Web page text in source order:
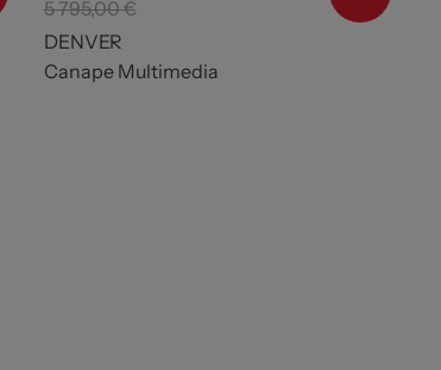
5 795,00 €
DENVER
Canape Multimedia